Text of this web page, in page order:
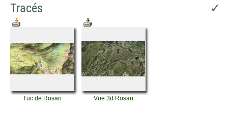
Tracés ✓
Tuc de Rosari Vue 3d Rosari